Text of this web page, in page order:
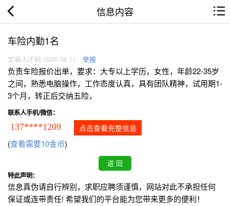
信息内容
车险内勤1名
定襄人才网 2026.08.11 举报
负责车险报价出单，要求：大专以上学历，女性，年龄22-35岁
之间，熟悉电脑操作，工作态度认真，具有团队精神，试用期1-
3个月，转正后交纳五险，
联系人手机/微信：
137****1209 点击查看完整信息
(查看需要10金币)
特此声明：
信息真伪请自行辨别，求职应聘须谨慎，网站对此不承担任何
保证或连带责任! 希望我们的平台能为您带来更多的便利！